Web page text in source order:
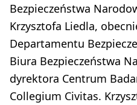
Bezpieczeństwa
Krzysztofa Liedla,
Departamentu
Biura Bezpieczeństwa
dyrektora Centrum
Collegium Civitas.